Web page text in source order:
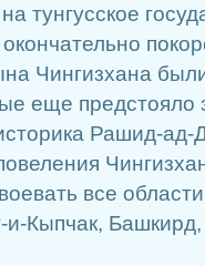
тунгусское
Чингизхана
еще предстояло
Рашид-
все
Кыпчак, Башкирд,